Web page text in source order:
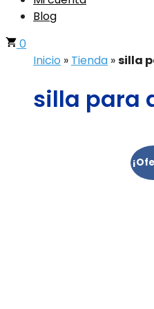
Blog
0
Inicio » Tienda »silla
silla para